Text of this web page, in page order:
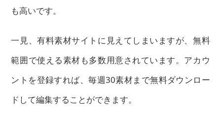
も高いです。
一見、有料素材サイトに見えてしまいますが、無料
範囲で使える素材も多数用意されています。アカウ
ントを登録すれば、毎週30素材まで無料ダウンロー
ドして編集することができます。